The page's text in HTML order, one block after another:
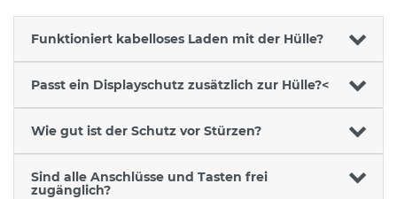
Funktioniert kabelloses Laden mit der Hülle?
Passt ein Displayschutz zusätzlich zur Hülle?<
Wie gut ist der Schutz vor Stürzen?
Sind alle Anschlüsse und Tasten frei
zugänglich?